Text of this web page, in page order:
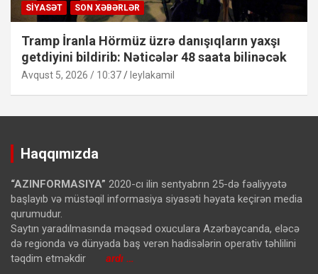
SIYASƏT SON XƏBƏRLƏR
Tramp İranla Hörmüz üzrə danışıqların yaxşı
getdiyini bildirib: Nəticələr 48 saata bilinəcək
Avqust 5, 2026 / 10:37 leylakamil
Haqqımızda
“AZINFORMASIYA” 2020-cı ilin sentyabrın 25-də fəaliyyətə
başlayıb və müstəqil informasiya siyasəti həyata keçirən media
qurumudur.
Saytın yaradılmasında məqsəd oxuculara Azərbaycanda, eləcə
də regionda və dünyada baş verən hadisələrin operativ təhlilini
təqdim etməkdir ardı …